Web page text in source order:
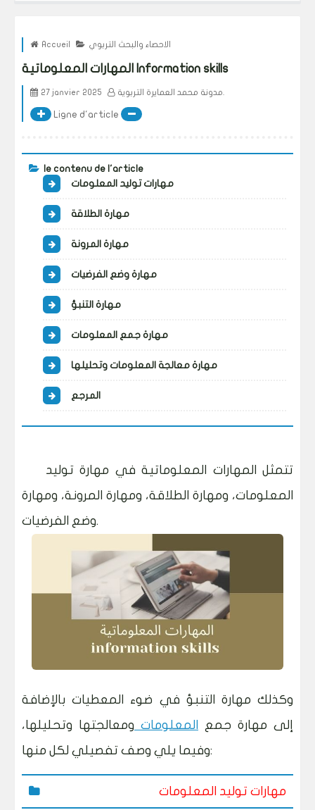
Accueil الاحصاء والبحث التربوي
المهارات المعلوماتية Information skills
27 janvier 2025
Ligne d'article
le contenu de l'article
مهارات توليد المعلومات
مهارة الطلاقة
مهارة المرونة
مهارة وضع الفرضيات
مهارة التنبؤ
مهارة جمع المعلومات
مهارة معالجة المعلومات وتحليلها
المرجع
تتمثل المهارات المعلوماتية في مهارة توليد
المعلومات، ومهارة الطلاقة، ومهارة المرونة، ومهارة
وضع الفرضيات.
وكذلك مهارة التنبؤ في ضوء المعطيات بالإضافة
إلى مهارة جمع
المعلومات ومعالجتها وتحليلها،
وفيما يلي وصف تفصيلي لكل منها:
مهارات توليد المعلومات